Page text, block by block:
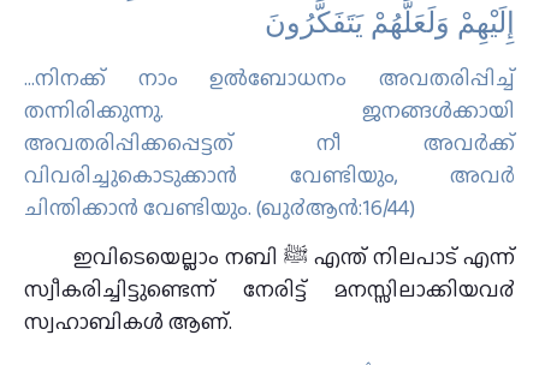
ﺇِﻟَﻴْﻬِﻢْ ﻭَﻟَﻌَﻠَّﻬُﻢْ ﻳَﺘَﻔَﻜَّﺮُﻭﻥَ
…നിനക്ക് നാം ഉല്‍ബോധനം അവതരിപ്പിച്ച്
തന്നിരിക്കുന്നു. ജനങ്ങള്‍ക്കായി
അവതരിപ്പിക്കപ്പെട്ടത് നീ അവര്‍ക്ക്
വിവരിച്ചുകൊടുക്കാന്‍ വേണ്ടിയും, അവര്‍
ചിന്തിക്കാന്‍ വേണ്ടിയും. (ഖു൪ആന്‍:16/44)
ഇവിടെയെല്ലാം നബി ﷺ എന്ത് നിലപാട് എന്ന്
സ്വീകരിച്ചിട്ടുണ്ടെന്ന് നേരിട്ട് മനസ്സിലാക്കിയവ൪
സ്വഹാബികള്‍ ആണ്.